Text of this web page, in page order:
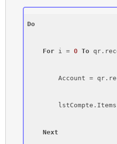
Do
For i = 0 To
Account =
Next